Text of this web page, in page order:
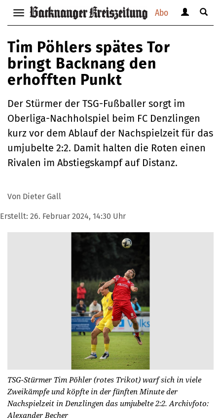
Abo
Navigation
anzeigen
bzw.
verbergen
anzeigen
Suche
Tim Pöhlers spätes Tor
bringt Backnang den
erhofften Punkt
Der Stürmer der TSG-Fußballer sorgt im
Oberliga-Nachholspiel beim FC Denzlingen
kurz vor dem Ablauf der Nachspielzeit für das
umjubelte 2:2. Damit halten die Roten einen
Rivalen im Abstiegskampf auf Distanz.
Von Dieter Gall
Erstellt: 26. Februar 2024, 14:30 Uhr
TSG-Stürmer Tim Pöhler (rotes Trikot) warf sich in viele
Zweikämpfe und köpfte in der fünften Minute der
Nachspielzeit in Denzlingen das umjubelte 2:2. Archivfoto:
Alexander Becher